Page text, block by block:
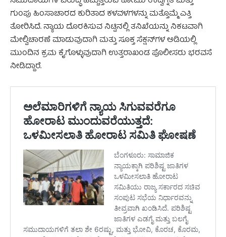
ಗುಂಪು ಹಿಂಸಾಚಾರದ ಕುರಿತಾದ ಕಳವಳಗಳನ್ನು ಮತ್ತೊಮ್ಮೆ ಎತ್ತಿ
ತೋರಿಸಿದೆ. ನ್ಯಾಯ ದೊರಕಿಸುವ ನಿಟ್ಟಿನಲ್ಲಿ ತನಿಖೆಯನ್ನು ನಿಕಟವಾಗಿ
ಮೇಲ್ವಿಚಾರಣೆ ಮಾಡುವುದಾಗಿ ಮತ್ತು ಸೂಕ್ತ ಸೆಕ್ಷನ್‌ಗಳ ಅಡಿಯಲ್ಲಿ
ಮುಂದಿನ ಕ್ರಮ ಕೈಗೊಳ್ಳುವುದಾಗಿ ಉತ್ತರಾಖಂಡ ಪೊಲೀಸರು ಭರವಸೆ
ನೀಡಿದ್ದಾರೆ.